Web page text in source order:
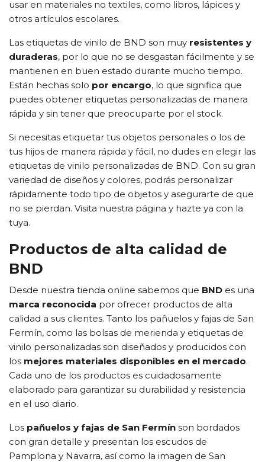
usar en materiales no textiles, como libros, lápices y
otros artículos escolares.
Las etiquetas de vinilo de BND son muy resistentes y
duraderas, por lo que no se desgastan fácilmente y se
mantienen en buen estado durante mucho tiempo.
Están hechas solo por encargo, lo que significa que
puedes obtener etiquetas personalizadas de manera
rápida y sin tener que preocuparte por el stock.
Si necesitas etiquetar tus objetos personales o los de
tus hijos de manera rápida y fácil, no dudes en elegir las
etiquetas de vinilo personalizadas de BND. Con su gran
variedad de diseños y colores, podrás personalizar
rápidamente todo tipo de objetos y asegurarte de que
no se pierdan. Visita nuestra página y hazte ya con la
tuya.
Productos de alta calidad de
BND
Desde nuestra tienda online sabemos que BND es una
marca reconocida por ofrecer productos de alta
calidad a sus clientes. Tanto los pañuelos y fajas de San
Fermín, como las bolsas de merienda y etiquetas de
vinilo personalizadas son diseñados y producidos con
los mejores materiales disponibles en el mercado.
Cada uno de los productos es cuidadosamente
elaborado para garantizar su durabilidad y resistencia
en el uso diario.
Los pañuelos y fajas de San Fermín son bordados
con gran detalle y presentan los escudos de
Pamplona y Navarra, así como la imagen de San